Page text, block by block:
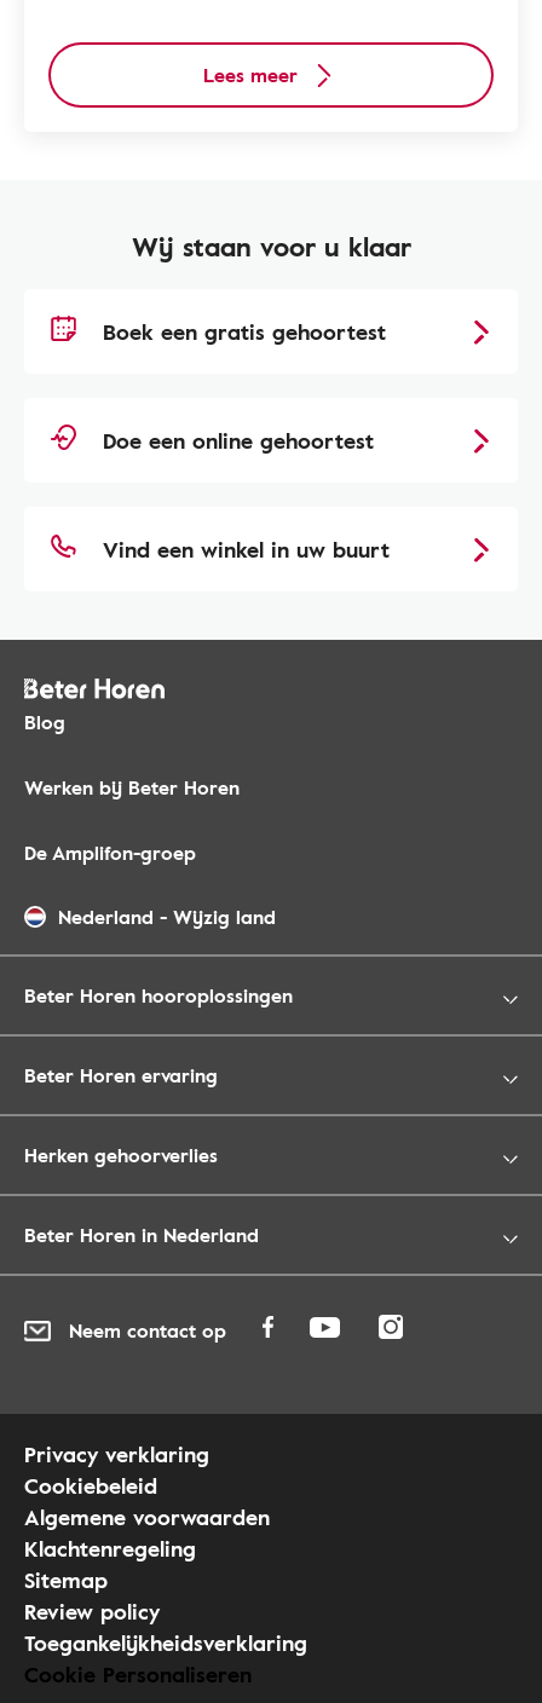
Lees meer
Wij staan voor u klaar
Boek een gratis gehoortest
Doe een online gehoortest
Vind een winkel in uw buurt
Blog
Werken bij Beter Horen
De Amplifon-groep
Nederland - Wijzig land
Beter Horen hooroplossingen
Beter Horen ervaring
Herken gehoorverlies
Beter Horen in Nederland
Neem contact op
Privacy verklaring
Cookiebeleid
Algemene voorwaarden
Klachtenregeling
Sitemap
Review policy
Toegankelijkheidsverklaring
Cookie Personaliseren